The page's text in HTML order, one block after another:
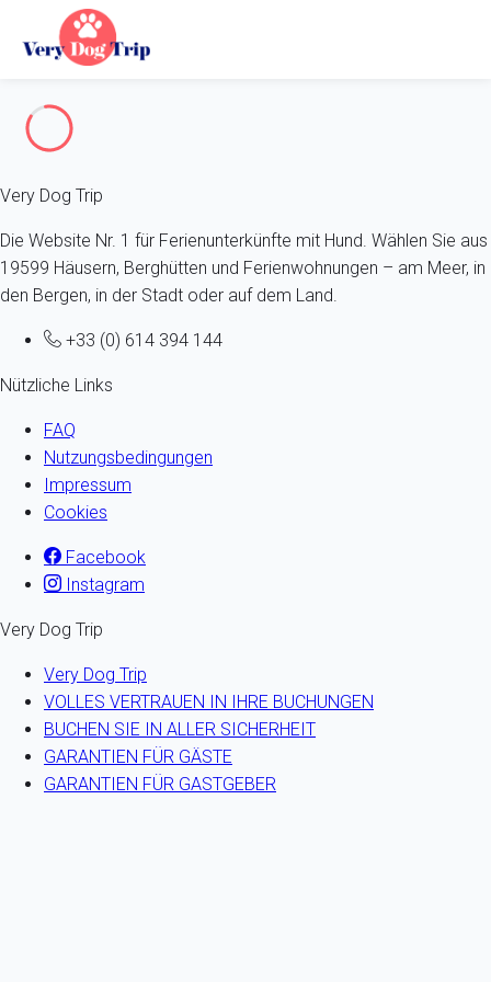
Fehler 404
Very Dog Trip
Die Website Nr. 1 für Ferienunterkünfte mit Hund. Wählen Sie aus
19599 Häusern, Berghütten und Ferienwohnungen – am Meer, in
den Bergen, in der Stadt oder auf dem Land.
+33 (0) 614 394 144
Nützliche Links
FAQ
Nutzungsbedingungen
Impressum
Cookies
Facebook
Instagram
Very Dog Trip
Very Dog Trip
VOLLES VERTRAUEN IN IHRE BUCHUNGEN
BUCHEN SIE IN ALLER SICHERHEIT
GARANTIEN FÜR GÄSTE
GARANTIEN FÜR GASTGEBER